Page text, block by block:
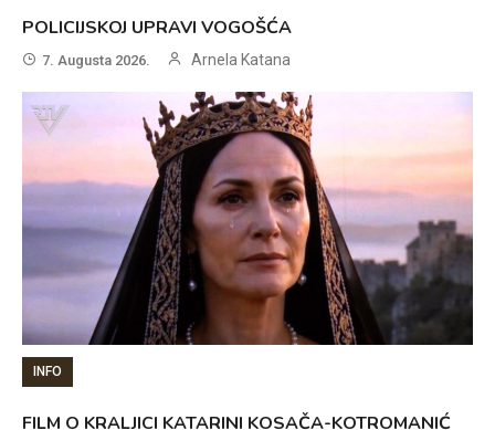
POLICIJSKOJ UPRAVI VOGOŠĆA
7. Augusta 2026. Arnela Katana
INFO
FILM O KRALJICI KATARINI KOSAČA-KOTROMANIĆ